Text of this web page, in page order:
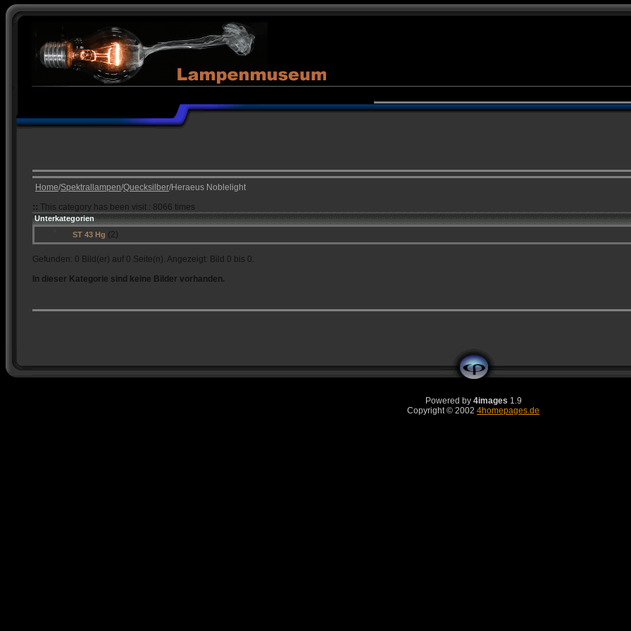
Home/Spektrallampen/Quecksilber/Heraeus Noblelight
:: This category has been visit : 8066 times
Unterkategorien
ST 43 Hg (2)
Gefunden: 0 Bild(er) auf 0 Seite(n). Angezeigt: Bild 0 bis 0.
In dieser Kategorie sind keine Bilder vorhanden.
Powered by 4images 1.9
Copyright © 2002 4homepages.de